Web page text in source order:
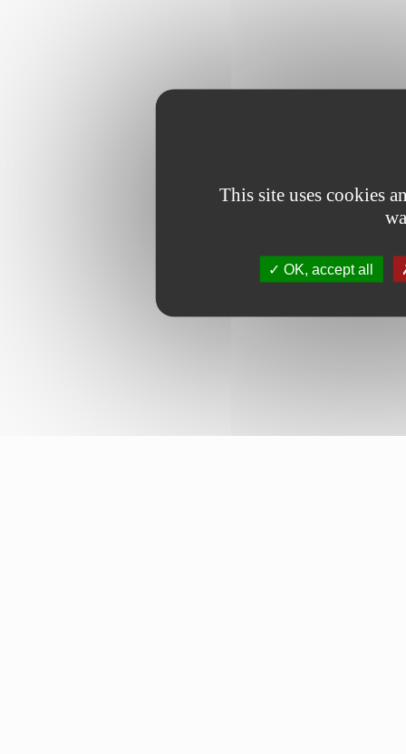
This site uses cookies
OK, accept all